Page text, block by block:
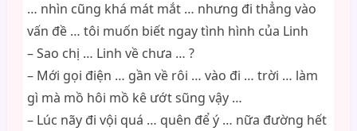
… nhìn cũng khá mát mắt … nhưng đi thẳng vào
vấn đề … tôi muốn biết ngay tình hình của Linh
– Sao chị … Linh về chưa … ?
– Mới gọi điện … gần về rôi … vào đi … trời … làm
gì mà mồ hôi mồ kê ướt sũng vậy …
– Lúc nãy đi vội quá … quên để ý … nữa đường hết